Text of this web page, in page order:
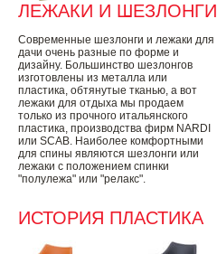
ЛЕЖАКИ И ШЕЗЛОНГИ
Современные шезлонги и лежаки для
дачи очень разные по форме и
дизайну. Большинство шезлонгов
изготовлены из металла или
пластика, обтянутые тканью, а вот
лежаки для отдыха мы продаем
только из прочного итальянского
пластика, производства фирм NARDI
или SCAB. Наиболее комфортными
для спины являются шезлонги или
лежаки с положением спинки
"полулежа" или "релакс".
ИСТОРИЯ ПЛАСТИКА